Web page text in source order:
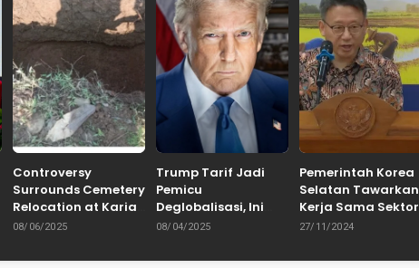
Controversy
Surrounds Cemetery
Relocation at Karian
Dam Project in
08/06/2025
Trump Tarif Jadi
Pemicu
Deglobalisasi, Ini
Ulasan Tajam dari
ASPRINDO
08/04/2025
Pemerintah Korea
Selatan Tawarkan
Kerja Sama Sektor
Pertanian untuk
Pangan Indonesia
27/11/2024